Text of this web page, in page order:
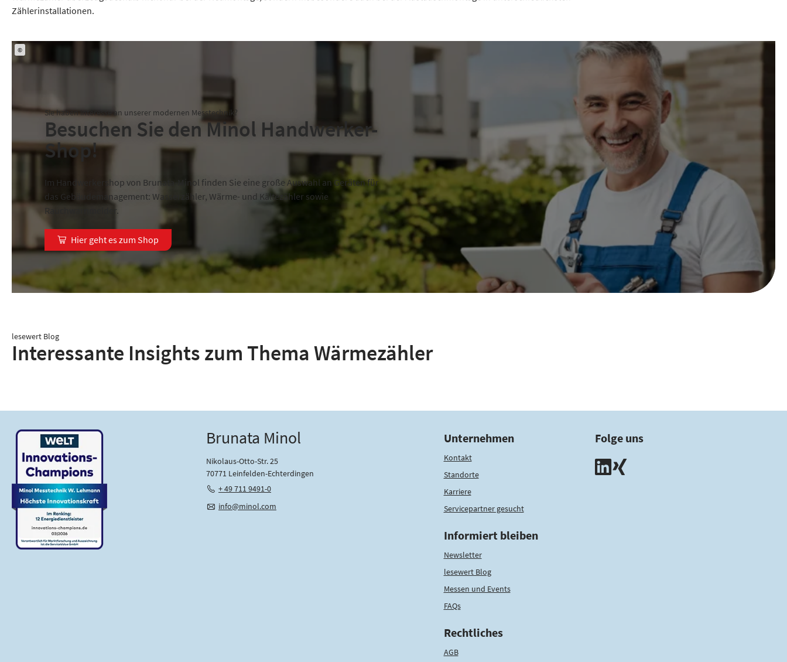
Zählerinstallationen.
©
Sie haben interesse an unserer modernen Messtechnik?
Besuchen Sie den Minol Handwerker-
Shop!
Im Handwerkershop von Brunata-Minol finden Sie eine große Auswahl an Geräten für
das Gebäudemanagement: Wasserzähler, Wärme- und Kältezähler sowie
Rauchwarnmelder.
Hier geht es zum Shop
lesewert Blog
Interessante Insights zum Thema Wärmezähler
Brunata Minol
Nikolaus-Otto-Str. 25
70771 Leinfelden-Echterdingen
+ 49 711 9491-0
info@minol.com
Unternehmen
Kontakt
Standorte
Karriere
Servicepartner gesucht
Informiert bleiben
Newsletter
lesewert Blog
Messen und Events
FAQs
Rechtliches
AGB
Folge uns